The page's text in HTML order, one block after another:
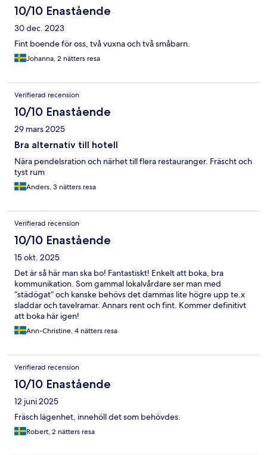
10/10 Enastående
30 dec. 2023
Fint boende för oss, två vuxna och två småbarn.
Johanna, 2 nätters resa
Verifierad recension
10/10 Enastående
29 mars 2025
Bra alternativ till hotell
Nära pendelsration och närhet till flera restauranger. Fräscht och
tyst rum
Anders, 3 nätters resa
Verifierad recension
10/10 Enastående
15 okt. 2025
Det är så här man ska bo! Fantastiskt! Enkelt att boka, bra
kommunikation. Som gammal lokalvårdare ser man med
”städögat” och kanske behövs det dammas lite högre upp te.x
sladdar och tavelramar. Annars rent och fint. Kommer definitivt
att boka här igen!
Ann-Christine, 4 nätters resa
Verifierad recension
10/10 Enastående
12 juni 2025
Fräsch lägenhet, innehöll det som behövdes.
Robert, 2 nätters resa